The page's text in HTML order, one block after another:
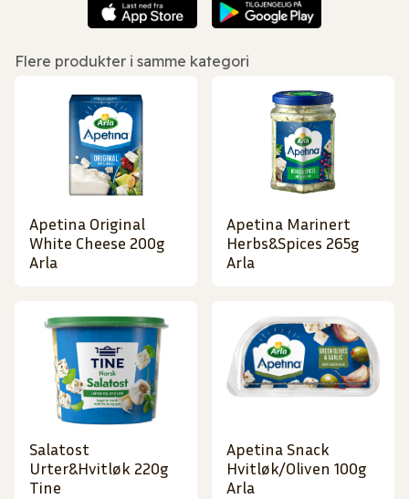
Flere produkter i samme kategori
Apetina Original
White Cheese 200g
Arla
Apetina Marinert
Herbs&Spices 265g
Arla
Salatost
Urter&Hvitløk 220g
Tine
Apetina Snack
Hvitløk/Oliven 100g
Arla